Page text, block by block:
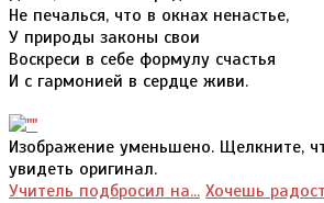
Не печалься, что в окнах ненастье,
У природы законы свои
Воскреси в себе формулу счастья
И с гармонией в сердце живи.
Изображение уменьшено. Щелкните,
увидеть оригинал.
Учитель подбросил на... Хочешь